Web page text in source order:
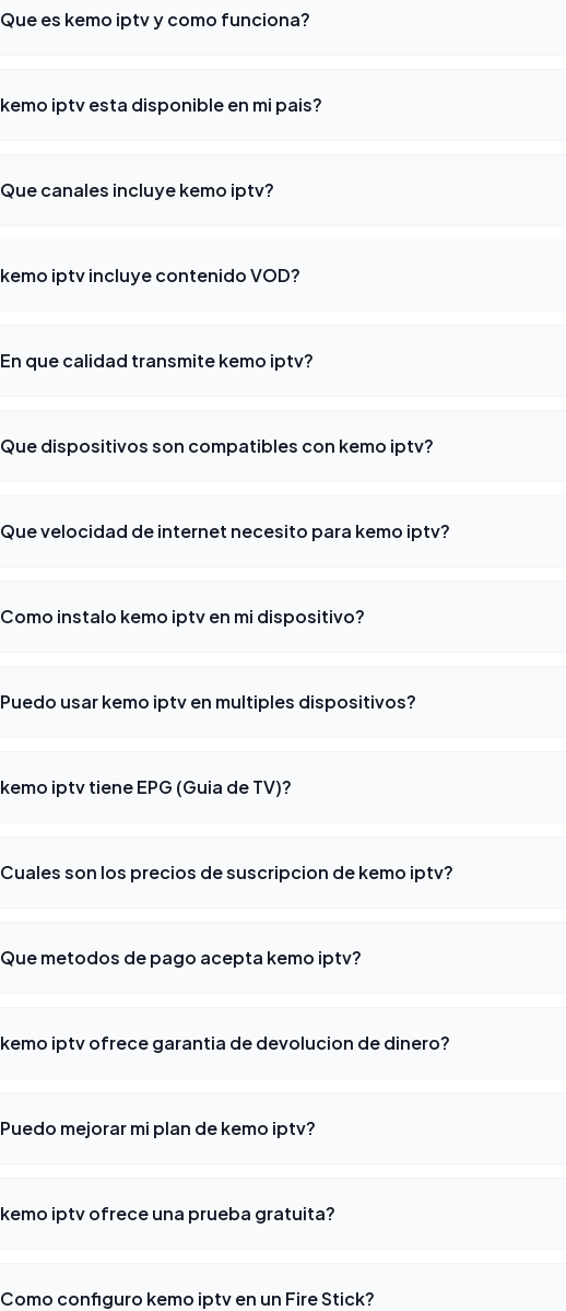
Que es kemo iptv y como funciona?
kemo iptv esta disponible en mi pais?
Que canales incluye kemo iptv?
kemo iptv incluye contenido VOD?
En que calidad transmite kemo iptv?
Que dispositivos son compatibles con kemo iptv?
Que velocidad de internet necesito para kemo iptv?
Como instalo kemo iptv en mi dispositivo?
Puedo usar kemo iptv en multiples dispositivos?
kemo iptv tiene EPG (Guia de TV)?
Cuales son los precios de suscripcion de kemo iptv?
Que metodos de pago acepta kemo iptv?
kemo iptv ofrece garantia de devolucion de dinero?
Puedo mejorar mi plan de kemo iptv?
kemo iptv ofrece una prueba gratuita?
Como configuro kemo iptv en un Fire Stick?